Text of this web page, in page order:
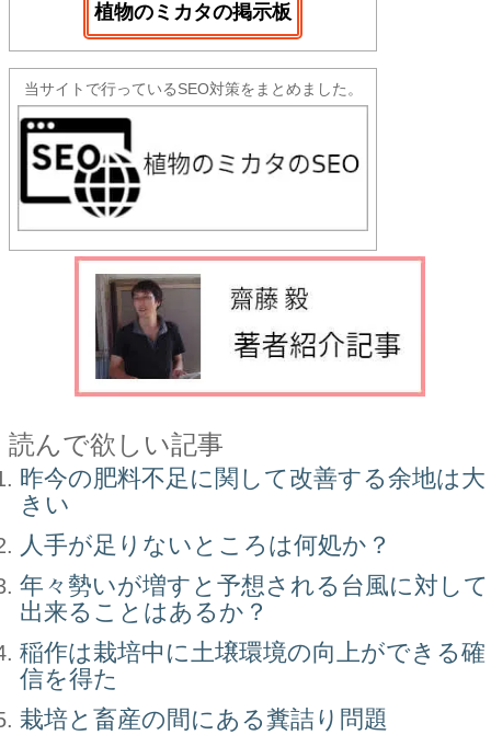
植物のミカタの掲示板
当サイトで行っているSEO対策をまとめました。
読んで欲しい記事
昨今の肥料不足に関して改善する余地は大
きい
人手が足りないところは何処か？
年々勢いが増すと予想される台風に対して
出来ることはあるか？
稲作は栽培中に土壌環境の向上ができる確
信を得た
栽培と畜産の間にある糞詰り問題